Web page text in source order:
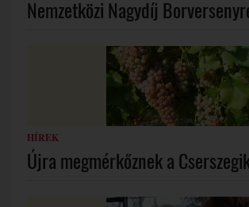
Nemzetközi Nagydíj
HÍREK
Újra megmérkőznek a